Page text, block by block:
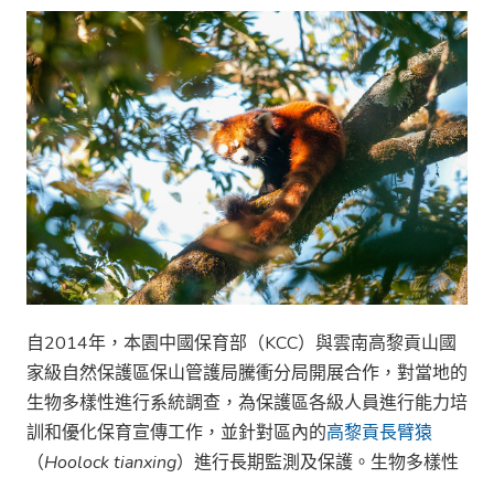
自2014年，本園中國保育部（KCC）與雲南高黎貢山國
家級自然保護區保山管護局騰衝分局開展合作，對當地的
生物多樣性進行系統調查，為保護區各級人員進行能力培
訓和優化保育宣傳工作，並針對區內的高黎貢長臂猿
（Hoolock tianxing）進行長期監測及保護。生物多樣性